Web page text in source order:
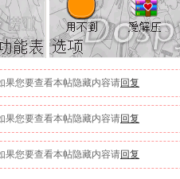
果您要查看本帖隐藏内容请回复
果您要查看本帖隐藏内容请回复
果您要查看本帖隐藏内容请回复